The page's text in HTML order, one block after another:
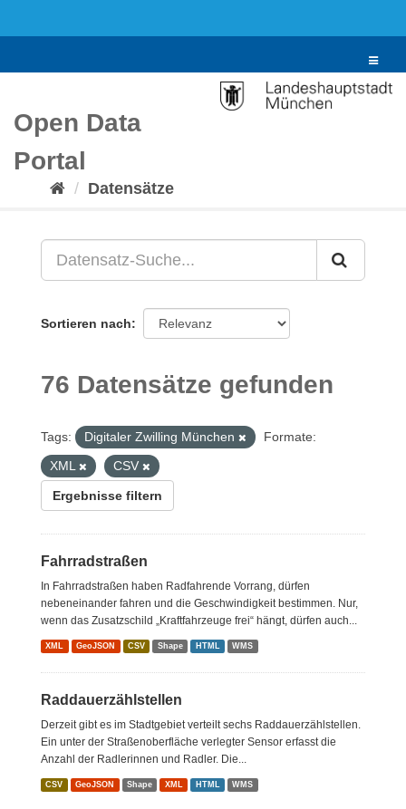
Toggle
Open Data
Portal
Datensätze
Sortieren nach
76 Datensätze gefunden
Tags: Digitaler Zwilling München
Formate:
XML
CSV
Ergebnisse filtern
Fahrradstraßen
In Fahrradstraßen haben Radfahrende Vorrang, dürfen
nebeneinander fahren und die Geschwindigkeit bestimmen. Nur,
wenn das Zusatzschild „Kraftfahrzeuge frei“ hängt, dürfen auch...
XML GeoJSON CSV Shape HTML WMS
Raddauerzählstellen
Derzeit gibt es im Stadtgebiet verteilt sechs Raddauerzählstellen.
Ein unter der Straßenoberfläche verlegter Sensor erfasst die
Anzahl der Radlerinnen und Radler. Die...
CSV GeoJSON Shape XML HTML WMS